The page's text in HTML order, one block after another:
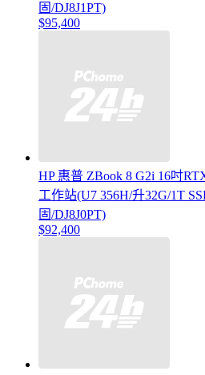
固/DJ8J1PT)
$95,400
HP 惠普 ZBook 8 G2i 16吋
工作站(U7 356H/升32G/1T
固/DJ8J0PT)
$92,400